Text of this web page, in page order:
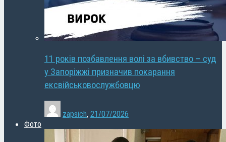
11 років позбавлення волі за вбивство – суд
у Запоріжжі призначив покарання
ексвійськовослужбовцю
zapsich, 21/07/2026
Фото